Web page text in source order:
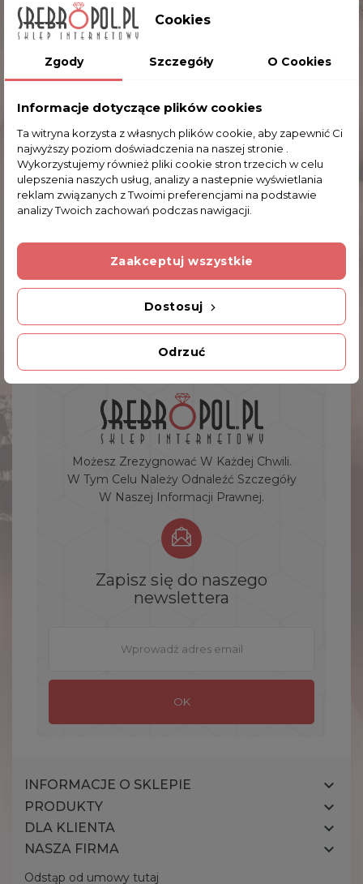
Srebrne Kolczyki Wiszące Liście Ażurowe
109,00 zł
Showing 1-1 of 1 item(s) 1
Możesz Zrezygnować W Każdej Chwili.
W Tym Celu Należy Odnaleźć Szczegóły
W Naszej Informacji Prawnej.
Zapisz się do naszego
newslettera
INFORMACJE O SKLEPIE 
PRODUKTY 
DLA KLIENTA 
NASZA FIRMA 
Cookies
Zgody Szczegóły O Cookies
Informacje dotyczące plików cookies
Ta witryna korzysta z własnych plików cookie, aby zapewnić Ci
najwyższy poziom doświadczenia na naszej stronie .
Wykorzystujemy również pliki cookie stron trzecich w celu
ulepszenia naszych usług, analizy a nastepnie wyświetlania
reklam związanych z Twoimi preferencjami na podstawie
analizy Twoich zachowań podczas nawigacji.
Odrzuć
Dostosuj
Zaakceptuj wszystkie
Odstąp od umowy tutaj